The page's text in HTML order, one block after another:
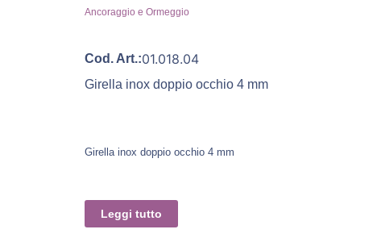
Ancoraggio e Ormeggio
Cod. Art.:01.018.04
Girella inox doppio occhio 4 mm
Girella inox doppio occhio 4 mm
Leggi tutto